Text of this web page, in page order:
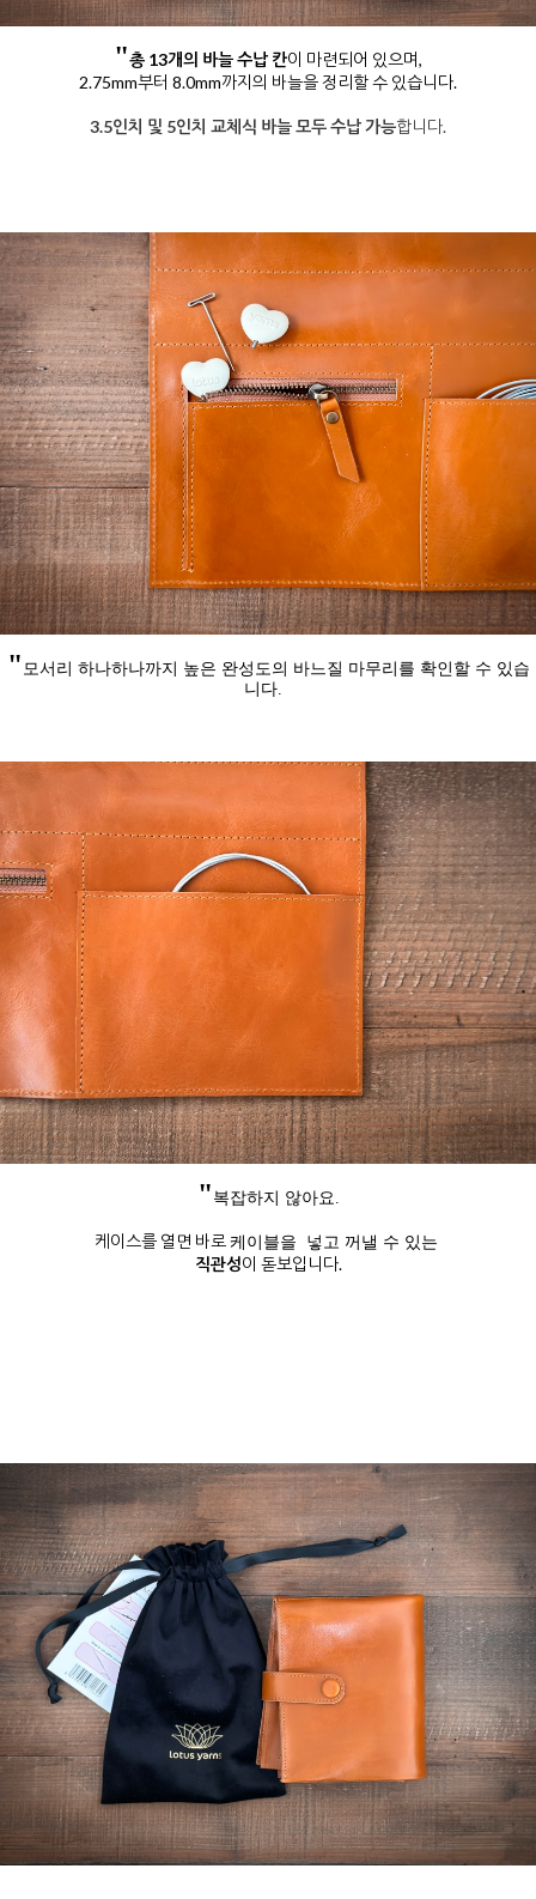
"총 13개의 바늘 수납 칸이 마련되어 있으며,
2.75mm부터 8.0mm까지의 바늘을 정리할 수 있습니다.
3.5인치 및 5인치 교체식 바늘 모두 수납 가능합니다.
" 모서리 하나하나까지 높은 완성도의 바느질 마무리를 확인할 수 있습
니다.
" 복잡하지 않아요.
케이스를 열면 바로 케이블을 넣고 꺼낼 수 있는
직관성이 돋보입니다.